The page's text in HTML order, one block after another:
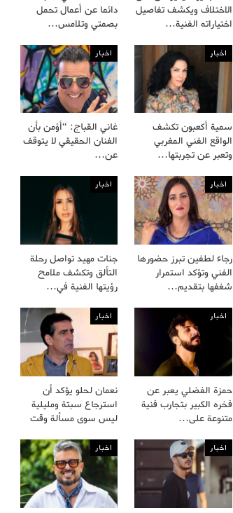
الاختلاف ويكشف تفاصيل
اختياراته الفنية…
دائما عن أعمال تحمل
بصمتي وتلامس…
اخبار
سمية أكعبون تكشف
الواقع الفني المغربي
وتعبر عن تجربتها…
اخبار
غاني القباج: “أؤمن بأن
الفنان الحقيقي لا يتوقف
عن…
اخبار
رجاء لطفين تبرز حضورها
الفني وتؤكد استمرار
شغفها بتقديم…
اخبار
جنات مهيد تواصل رحلة
التألق وتكشف ملامح
رؤيتها الفنية في…
اخبار
حمزة الفضلي يعبر عن
فخره الكبير بتجارب فنية
متنوعة على…
اخبار
نعمان لحلو يؤكد أن
استرجاع سبتة ومليلية
ليس سوى مسألة وقت
اخبار اخبار